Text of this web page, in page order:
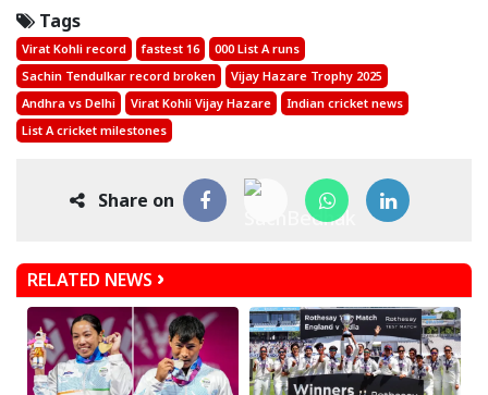
Tags
Virat Kohli record fastest 16
000 List A runs
Sachin Tendulkar record broken
Vijay Hazare Trophy 2025
Andhra vs Delhi
Virat Kohli Vijay Hazare
Indian cricket news
List A cricket milestones
Share on
RELATED NEWS